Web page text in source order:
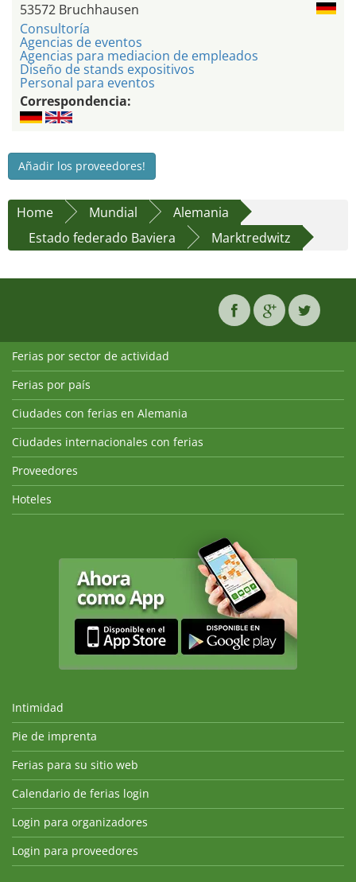
53572 Bruchhausen
Consultoría
Agencias de eventos
Agencias para mediacion de empleados
Diseño de stands expositivos
Personal para eventos
Correspondencia:
Añadir los proveedores!
Home Mundial
Alemania
Estado federado Baviera
Marktredwitz
Ferias por sector de actividad
Ferias por país
Ciudades con ferias en Alemania
Ciudades internacionales con ferias
Proveedores
Hoteles
Intimidad
Pie de imprenta
Ferias para su sitio web
Calendario de ferias login
Login para organizadores
Login para proveedores